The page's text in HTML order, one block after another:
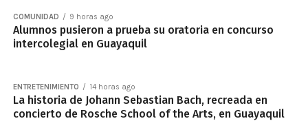
COMUNIDAD 9 horas ago
Alumnos pusieron a prueba su oratoria en concurso
intercolegial en Guayaquil
ENTRETENIMIENTO 14 horas ago
La historia de Johann Sebastian Bach, recreada en
concierto de Rosche School of the Arts, en Guayaquil